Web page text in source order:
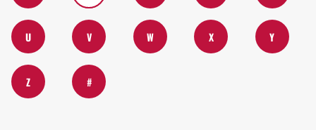
U V W X Y
Z #